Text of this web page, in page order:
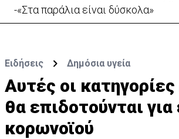
-«Στα παράλια είναι δύσκολα»
Ειδήσεις Δημόσια υγεία
Αυτές οι
θα επιδοτούνται
κορωνοϊού